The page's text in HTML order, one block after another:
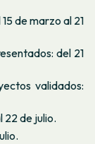
de marzo al 21
del 21
validados:
22 de julio.